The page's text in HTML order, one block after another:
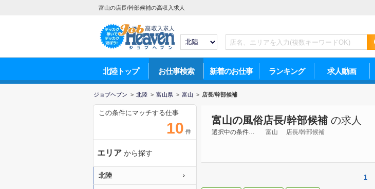
富山の店長/幹部候補の高収入求人
北陸トップ お仕事検索 新着のお仕事 ランキング 求人動画
ジョブヘブン > 北陸 > 富山県 > 富山 > 店長/幹部候補
富山の風俗店長/幹部候補 の求人
選択中の条件… 富山 店長/幹部候補
1
この条件にマッチする仕事
10 件
エリア から探す
北陸